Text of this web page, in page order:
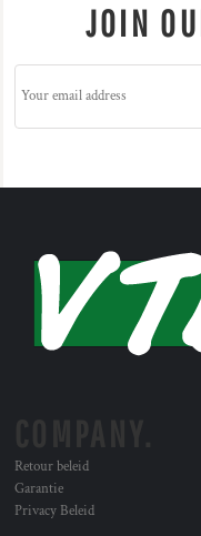
JOIN
Retour beleid
Garantie
Privacy Beleid